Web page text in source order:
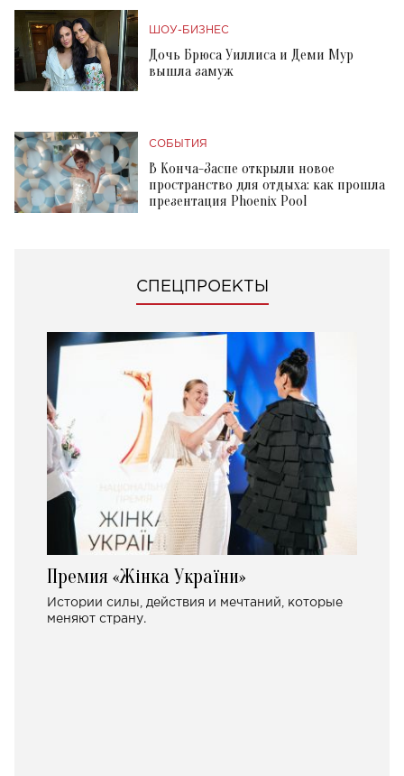
ШОУ-БИЗНЕС
Дочь Брюса Уиллиса и Деми Мур
вышла замуж
СОБЫТИЯ
В Конча-Заспе открыли новое
пространство для отдыха: как прошла
презентация Phoenix Pool
СПЕЦПРОЕКТЫ
Премия «Жінка України»
Истории силы, действия и мечтаний, которые
меняют страну.